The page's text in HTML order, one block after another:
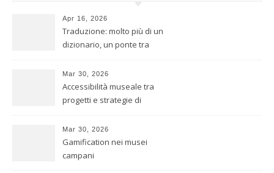
Apr 16, 2026
Traduzione: molto più di un
dizionario, un ponte tra
Mar 30, 2026
Accessibilità museale tra
progetti e strategie di
Mar 30, 2026
Gamification nei musei
campani